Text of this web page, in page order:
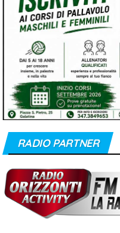
RADIO PARTNER